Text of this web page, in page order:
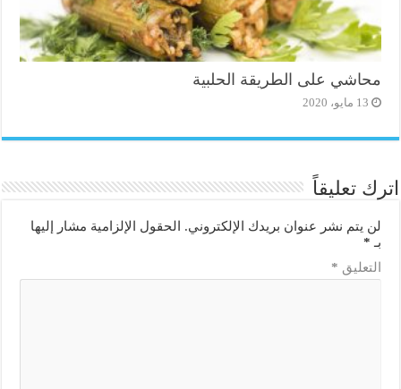
محاشي على الطريقة الحلبية
13 مايو، 2020
اترك تعليقاً
لن يتم نشر عنوان بريدك الإلكتروني.
الحقول الإلزامية مشار إليها
بـ *
التعليق *